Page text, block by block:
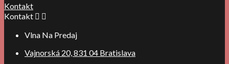
Kontakt
Kontakt  
Vlna Na Predaj
Vajnorská 20, 831 04 Bratislava